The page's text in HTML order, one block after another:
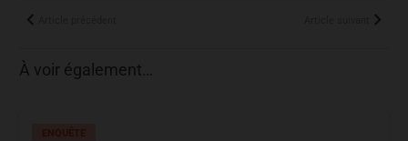
À voir également…